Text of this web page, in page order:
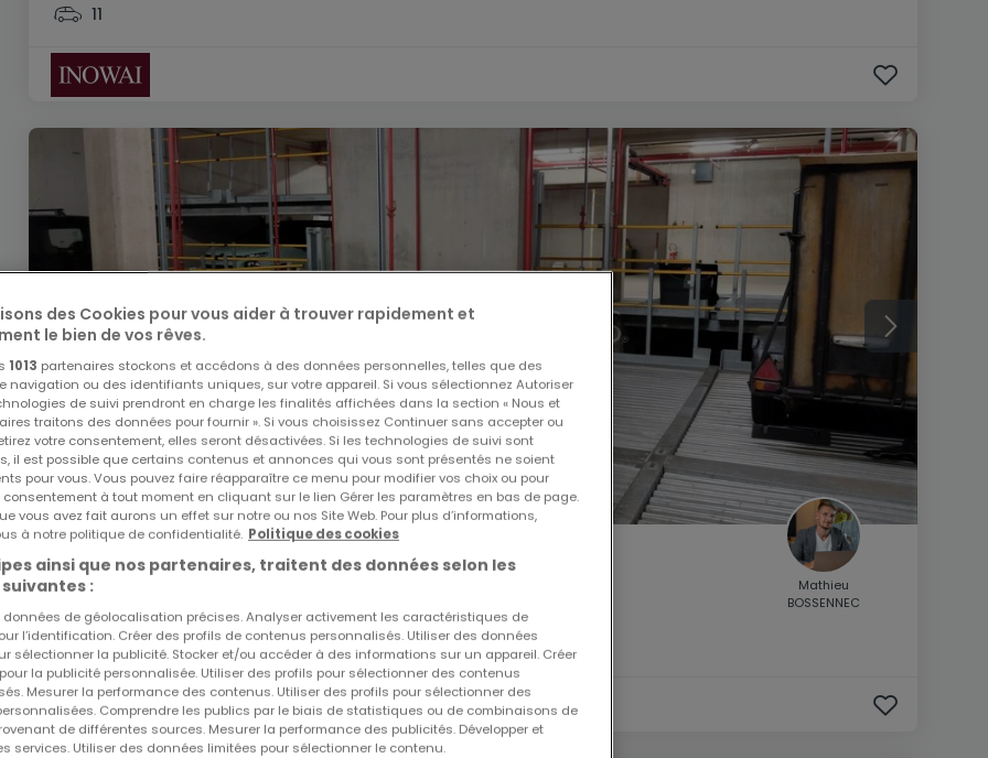
11
Garage - parking
150 €
1
Mathieu
BOSSENNEC
des Cookies pour vous aider à trouver rapidement et
le bien de vos rêves.
1013 partenaires stockons et accédons à des données personnelles, telles que des
navigation ou des identifiants uniques, sur votre appareil. Si vous sélectionnez Autoriser
de suivi prendront en charge les finalités affichées dans la section « Nous et
traitons des données pour fournir ». Si vous choisissez Continuer sans accepter ou
votre consentement, elles seront désactivées. Si les technologies de suivi sont
il est possible que certains contenus et annonces qui vous sont présentés ne soient
pour vous. Vous pouvez faire réapparaître ce menu pour modifier vos choix ou pour
consentement à tout moment en cliquant sur le lien Gérer les paramètres en bas de page.
vous avez fait aurons un effet sur notre ou nos Site Web. Pour plus d’informations,
à notre politique de confidentialité. Politique des cookies
ainsi que nos partenaires, traitent des données selon les
:
données de géolocalisation précises. Analyser activement les caractéristiques de
l’identification. Créer des profils de contenus personnalisés. Utiliser des données
sélectionner la publicité. Stocker et/ou accéder à des informations sur un appareil. Créer
la publicité personnalisée. Utiliser des profils pour sélectionner des contenus
Mesurer la performance des contenus. Utiliser des profils pour sélectionner des
Comprendre les publics par le biais de statistiques ou de combinaisons de
de différentes sources. Mesurer la performance des publicités. Développer et
services. Utiliser des données limitées pour sélectionner le contenu.